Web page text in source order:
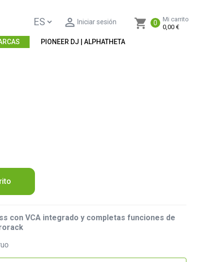
shopping_cart 0
Mi carrito
0,00 €
 Iniciar sesión
PIONEER DJ | ALPHATHETA
con VCA integrado y completas funciones de